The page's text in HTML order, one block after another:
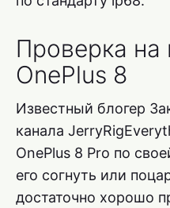
Проверка на
OnePlus 8
Известный блогер
канала
OnePlus 8 Pro по
его согнуть или
достаточно хорошо